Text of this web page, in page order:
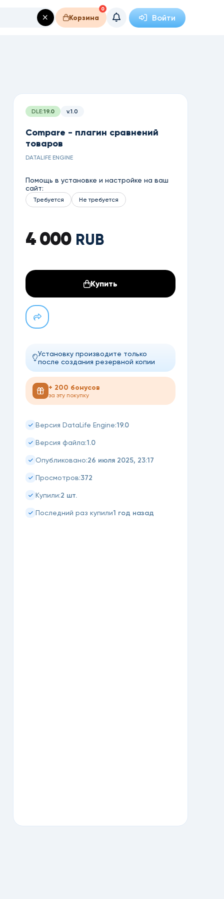
0
Корзина Войти
DLE:19.0 v.1.0
Compare - плагин сравнений
товаров
DATALIFE ENGINE
Помощь в установке и настройке на ваш
сайт:
Требуется Не требуется
4 000RUB
Купить
Установку производите только
после создания резервной копии
+ 200 бонусов
за эту покупку
Версия DataLife Engine:19.0
Версия файла:1.0
Опубликовано:26 июля 2025, 23:17
Просмотров:372
Купили:2 шт.
Последний раз купили1 год назад